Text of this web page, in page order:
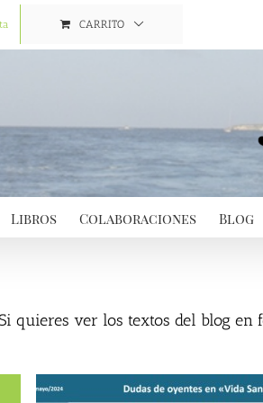
CARRITO
Libros Colaboraciones Blog
quieres ver los textos del blog en